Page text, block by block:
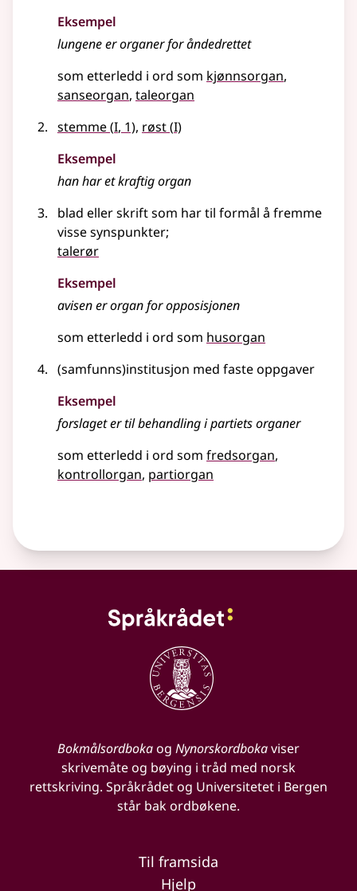
Eksempel
lungene erorganerfor åndedrettet
som etterledd i ord som kjønnsorgan
sanseorgan taleorgan
stemme(1
I, 1), røst(1
I)
Eksempel
han har et kraftigorgan
blad eller skrift som har til formål å fremme
visse synspunkter;
talerør
Eksempel
avisen erorganfor opposisjonen
som etterledd i ord som husorgan
(samfunns)institusjon med faste oppgaver
Eksempel
forslaget er til behandling i partietsorganer
som etterledd i ord som fredsorgan
kontrollorgan partiorgan
Bokmålsordbokaog Nynorskordbokaviser
skrivemåte og bøying i tråd med norsk
rettskriving. Språkrådet og Universitetet i Bergen
står bak ordbøkene.
Til framsida
Hjelp